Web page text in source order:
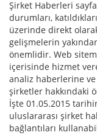
Şirket Haberleri
durumları,
üzerinde direkt
gelişmelerin
önemlidir. Web
içerisinde hizmet
analiz haberlerine
şirketler hakkındaki
İşte 01.05.2015
uluslararası şirket
bağlantıları